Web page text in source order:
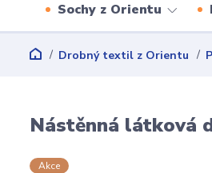
Sochy z Orientu
Drobný textil z Orientu
Nástěnná látková
Akce